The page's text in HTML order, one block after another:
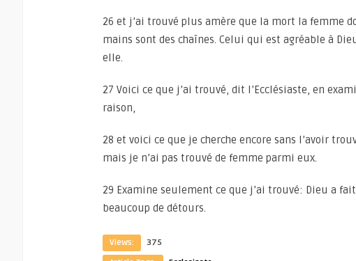
26 et j’ai trouvé plus amère que la mort la femme
mains sont des chaînes. Celui qui est agréable à
elle.
27 Voici ce que j’ai trouvé, dit l’Ecclésiaste, en
raison,
28 et voici ce que je cherche encore sans l’avoir
mais je n’ai pas trouvé de femme parmi eux.
29 Examine seulement ce que j’ai trouvé: Dieu a
beaucoup de détours.
Views:
375